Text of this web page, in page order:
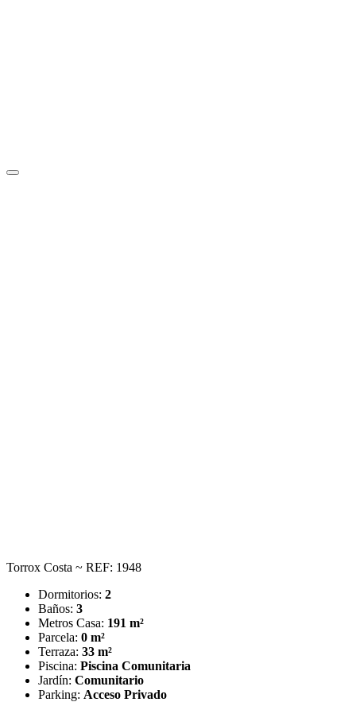
Torrox Costa ~ REF: 1948
Dormitorios: 2
Baños: 3
Metros Casa: 191 m²
Parcela: 0 m²
Terraza: 33 m²
Piscina: Piscina Comunitaria
Jardín: Comunitario
Parking: Acceso Privado